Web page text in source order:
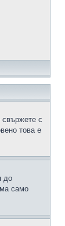
свържете с
това е
до
само